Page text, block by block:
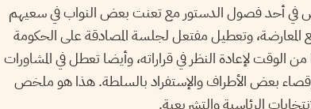
أحد فصول الدستور مع تعنت بعض النواب في سعيهم
وتعطيل مفتعل لجلسة المصادقة على الحكومة
لإعادة النظر في قراراته، وأيضا تعطل في المشاورات
بعض الأطراف والإستفراد بالسلطة. هذا هو ملخص
الرئاسية والتشريعية.